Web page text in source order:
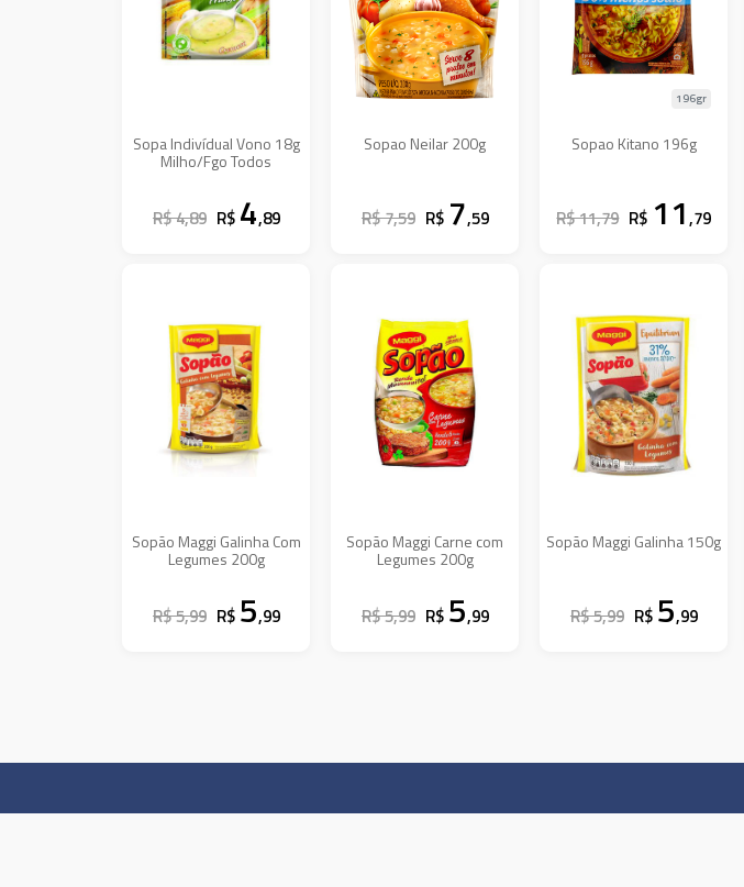
Sopa Indivídual Vono 18g
Milho/Fgo Todos
R$ 4,89 R$ 4,89
Sopao Neilar 200g
R$ 7,59 R$ 7,59
Sopao Kitano 196g
196gr
R$ 11,79 R$ 11,79
Sopão Maggi Galinha Com
Legumes 200g
R$ 5,99 R$ 5,99
Sopão Maggi Carne com
Legumes 200g
R$ 5,99 R$ 5,99
Sopão Maggi Galinha 150g
R$ 5,99 R$ 5,99